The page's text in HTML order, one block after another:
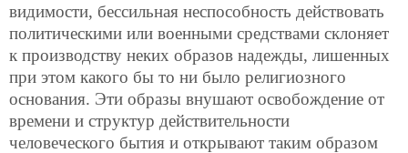
видимости, бессильная неспособность действовать
политическими или военными средствами склоняет
к производству неких образов надежды, лишенных
при этом какого бы то ни было религиозного
основания. Эти образы внушают освобождение от
времени и структур действительности
человеческого бытия и открывают таким образом